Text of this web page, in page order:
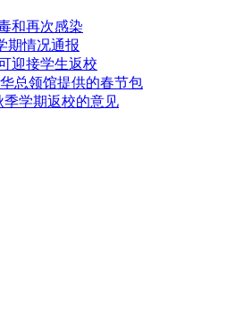
和再次感染
期情况通报
迎接学生返校
总领馆提供的春节包
学期返校的意见